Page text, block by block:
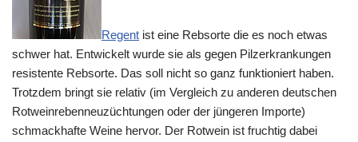
Regent ist eine Rebsorte die es noch etwas
schwer hat. Entwickelt wurde sie als gegen Pilzerkrankungen
resistente Rebsorte. Das soll nicht so ganz funktioniert haben.
Trotzdem bringt sie relativ (im Vergleich zu anderen deutschen
Rotweinrebenneuzüchtungen oder der jüngeren Importe)
schmackhafte Weine hervor. Der Rotwein ist fruchtig dabei